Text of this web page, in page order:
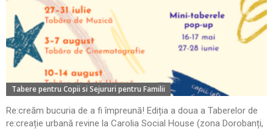
Tabere pentru Copii si Sejururi pentru Familii
Re:creăm bucuria de a fi împreună! Ediția a doua a Taberelor de
re:creație urbană revine la Carolia Social House (zona Dorobanți,